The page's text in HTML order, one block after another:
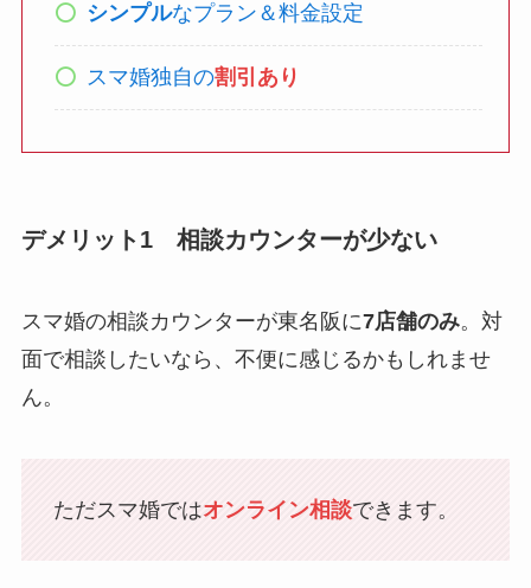
シンプルなプラン＆料金設定
スマ婚独自の割引あり
デメリット1 相談カウンターが少ない
スマ婚の相談カウンターが東名阪に7店舗のみ。対
面で相談したいなら、不便に感じるかもしれませ
ん。
ただスマ婚ではオンライン相談できます。